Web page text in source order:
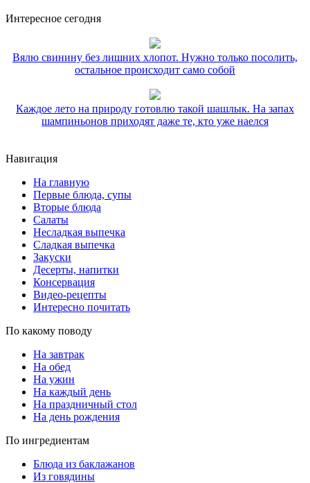
Интересное сегодня
Вялю свинину без лишних хлопот. Нужно только посолить,
остальное происходит само собой
Каждое лето на природу готовлю такой шашлык. На запах
шампиньонов приходят даже те, кто уже наелся
Навигация
На главную
Первые блюда, супы
Вторые блюда
Салаты
Несладкая выпечка
Сладкая выпечка
Закуски
Десерты, напитки
Консервация
Видео-рецепты
Интересно почитать
По какому поводу
На завтрак
На обед
На ужин
На каждый день
На праздничный стол
На день рождения
По ингредиентам
Блюда из баклажанов
Из говядины